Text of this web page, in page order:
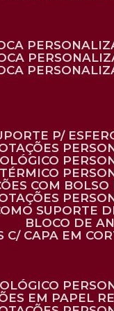
P/
TÉRMICO
COM
SUPORTE
BLOCO DE
C/ CAPA EM
EM PAPEL